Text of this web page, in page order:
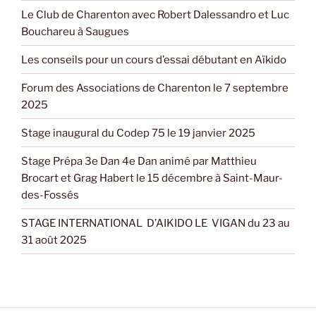
Le Club de Charenton avec Robert Dalessandro et Luc
Bouchareu à Saugues
Les conseils pour un cours d’essai débutant en Aïkido
Forum des Associations de Charenton le 7 septembre
2025
Stage inaugural du Codep 75 le 19 janvier 2025
Stage Prépa 3e Dan 4e Dan animé par Matthieu
Brocart et Grag Habert le 15 décembre à Saint-Maur-
des-Fossés
STAGE INTERNATIONAL D’AIKIDO LE VIGAN du 23 au
31 août 2025